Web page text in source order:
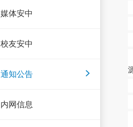
媒体安中
校友安中
通知公告
内网信息